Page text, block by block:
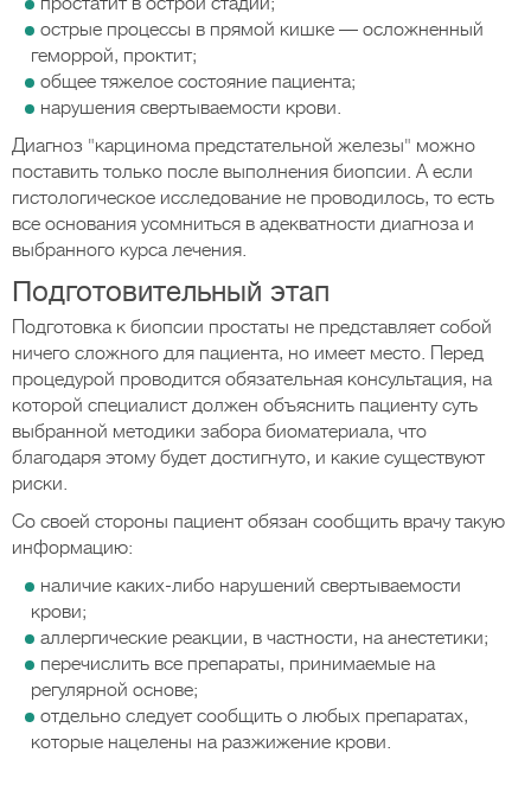
острые процессы в прямой кишке — осложненный
геморрой, проктит;
общее тяжелое состояние пациента;
нарушения свертываемости крови.
Диагноз "карцинома предстательной железы" можно
поставить только после выполнения биопсии. А если
гистологическое исследование не проводилось, то есть
все основания усомниться в адекватности диагноза и
выбранного курса лечения.
Подготовительный этап
Подготовка к биопсии простаты не представляет собой
ничего сложного для пациента, но имеет место. Перед
процедурой проводится обязательная консультация, на
которой специалист должен объяснить пациенту суть
выбранной методики забора биоматериала, что
благодаря этому будет достигнуто, и какие существуют
риски.
Со своей стороны пациент обязан сообщить врачу такую
информацию:
наличие каких-либо нарушений свертываемости
крови;
аллергические реакции, в частности, на анестетики;
перечислить все препараты, принимаемые на
регулярной основе;
отдельно следует сообщить о любых препаратах,
которые нацелены на разжижение крови.